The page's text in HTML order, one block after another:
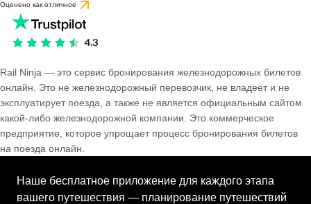
Оценено как отличное
Rail Ninja — это сервис бронирования железнодорожных билетов
онлайн. Это не железнодорожный перевозчик, не владеет и не
эксплуатирует поезда, а также не является официальным сайтом
какой-либо железнодорожной компании. Это коммерческое
предприятие, которое упрощает процесс бронирования билетов
на поезда онлайн.
Наше бесплатное приложение для каждого этапа
вашего путешествия — планирование путешествий